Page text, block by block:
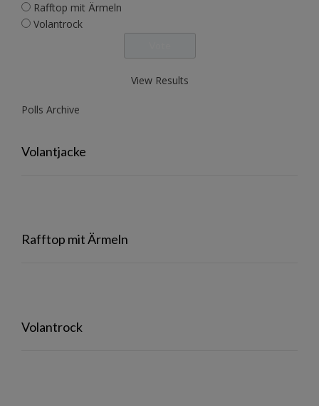
Rafftop mit Ärmeln
Volantrock
View Results
Polls Archive
Volantjacke
Rafftop mit Ärmeln
Volantrock